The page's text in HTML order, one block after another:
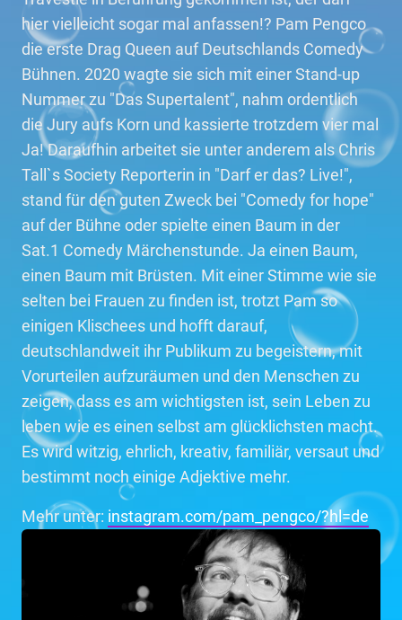
hier vielleicht sogar mal anfassen!? Pam Pengco
die erste Drag Queen auf Deutschlands Comedy
Bühnen. 2020 wagte sie sich mit einer Stand-up
Nummer zu "Das Supertalent", nahm ordentlich
die Jury aufs Korn und kassierte trotzdem vier mal
Ja! Daraufhin arbeitet sie unter anderem als Chris
Tall`s Society Reporterin in "Darf er das? Live!",
stand für den guten Zweck bei "Comedy for hope"
auf der Bühne oder spielte einen Baum in der
Sat.1 Comedy Märchenstunde. Ja einen Baum,
einen Baum mit Brüsten. Mit einer Stimme wie sie
selten bei Frauen zu finden ist, trotzt Pam so
einigen Klischees und hofft darauf,
deutschlandweit ihr Publikum zu begeistern, mit
Vorurteilen aufzuräumen und den Menschen zu
zeigen, dass es am wichtigsten ist, sein Leben zu
leben wie es einen selbst am glücklichsten macht.
Es wird witzig, ehrlich, kreativ, familiär, versaut und
bestimmt noch einige Adjektive mehr.
Mehr unter: instagram.com/pam_pengco/?hl=de